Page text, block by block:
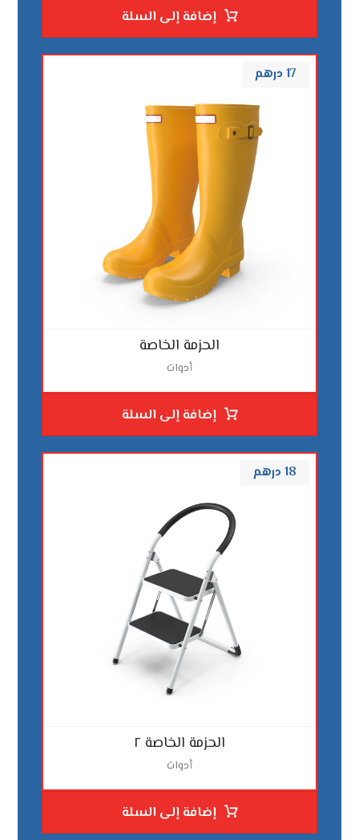
إضافة إلى السلة
الحزمة الخاصة
أدوات
17 درهم
إضافة إلى السلة
الحزمة الخاصة ٢
أدوات
18 درهم
إضافة إلى السلة